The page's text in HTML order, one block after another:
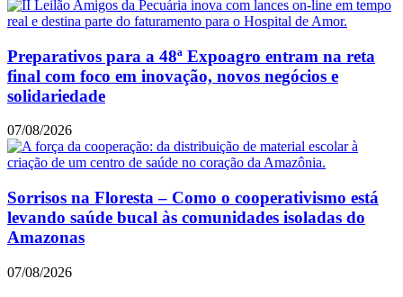
Preparativos para a 48ª Expoagro entram na reta
final com foco em inovação, novos negócios e
solidariedade
07/08/2026
Sorrisos na Floresta – Como o cooperativismo está
levando saúde bucal às comunidades isoladas do
Amazonas
07/08/2026